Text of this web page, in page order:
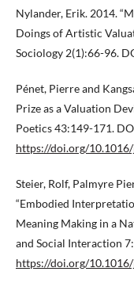
Nylander, Erik. 2014.
Doings of Artistic
Sociology 2(1):66-96.
Pénet, Pierre and
Prize as a Valuation
Poetics 43:149-171.
https://doi.org/
Steier, Rolf, Palmyre
“Embodied
Meaning Making in a
and Social Interaction
https://doi.org/